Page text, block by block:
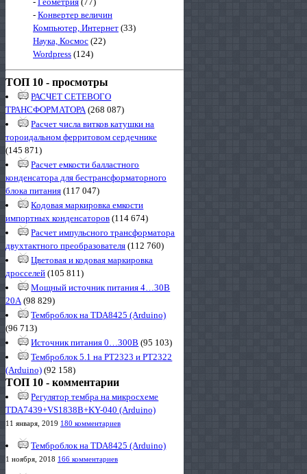
- Конвертер величин
Компьютер, Интернет (33)
Наука, Космос (22)
Wordpress (124)
ТОП 10 - просмотры
РАСЧЕТ СЕТЕВОГО
ТРАНСФОРМАТОРА(268 087)
Расчет числа витков катушки на
тороидальном ферритовом сердечнике
(145 871)
Расчет емкости балластного
конденсатора для бестрансформаторного
блока питания (117 047)
Кодовая маркировка емкости
импортных конденсаторов (114 674)
Расчет импульсного трансформатора
двухтактного преобразователя (112 760)
Цветовая и кодовая маркировка
дросселей (105 811)
Мощный источник питания 4…30В
20А(98 829)
Темброблок на TDA8425 (Arduino)
(96 713)
Источник питания 0…300В (95 103)
Темброблок 5.1 на PT2323 и PT2322
(Arduino) (92 158)
ТОП 10 - комментарии
Регулятор тембра на микросхеме
TDA7439+VS1838B+KY-040 (Arduino)
11 января, 2019 180 комментариев
Темброблок на TDA8425 (Arduino)
1 ноября, 2018 166 комментариев